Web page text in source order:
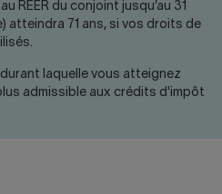
REER du conjoint jusqu’au 31
atteindra 71 ans, si vos droits de
laquelle vous atteignez
admissible aux crédits d'impôt